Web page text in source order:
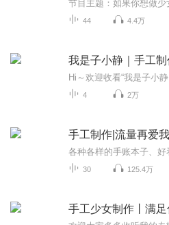
44 4.4万
我是子小静｜手工制
4 2万
手工制作|流量再爱
30 125.4万
手工少女制作丨满